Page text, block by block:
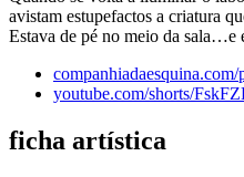
avistam estupefactos a criatura
Estava de pé no meio da sala…e
youtube.com/shorts/
ficha artística